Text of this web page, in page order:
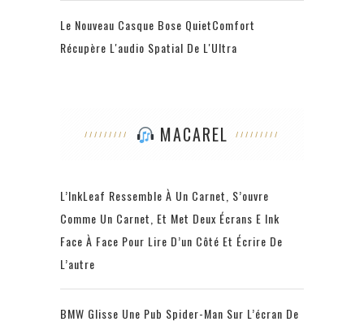
Le Nouveau Casque Bose QuietComfort
Récupère L'audio Spatial De L'Ultra
MACAREL
L’InkLeaf Ressemble À Un Carnet, S’ouvre
Comme Un Carnet, Et Met Deux Écrans E Ink
Face À Face Pour Lire D’un Côté Et Écrire De
L’autre
BMW Glisse Une Pub Spider-Man Sur L’écran De